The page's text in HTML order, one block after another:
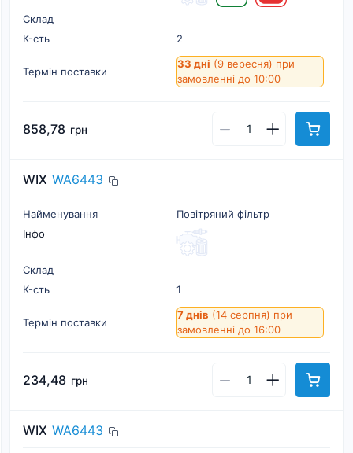
Склад
К-cть
2
Термін поставки
33 дні (9 вересня) при
замовленні до 10:00
858,78 грн
WIX WA6443
Найменування
Повітряний фільтр
Інфо
Склад
К-cть
1
Термін поставки
7 днів (14 серпня) при
замовленні до 16:00
234,48 грн
WIX WA6443